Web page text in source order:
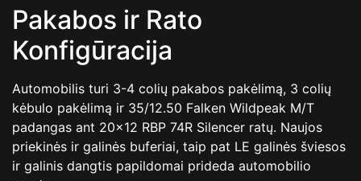
Pakabos ir Rato
Konfigūracija
Automobilis turi 3-4 colių pakabos pakėlimą, 3 colių
kėbulo pakėlimą ir 35/12.50 Falken Wildpeak M/T
padangas ant 20×12 RBP 74R Silencer ratų. Naujos
priekinės ir galinės buferiai, taip pat LE galinės šviesos
ir galinis dangtis papildomai prideda automobilio